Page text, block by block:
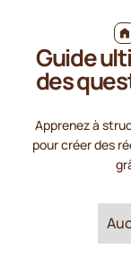
Guide
des
Apprenez à
pour créer des